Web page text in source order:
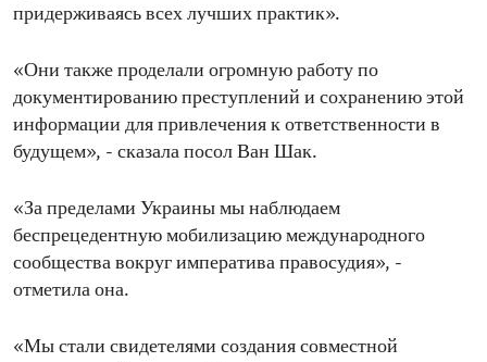
придерживаясь всех лучших практик».
«Они также проделали огромную работу по
документированию преступлений и сохранению этой
информации для привлечения к ответственности в
будущем», - сказала посол Ван Шак.
«За пределами Украины мы наблюдаем
беспрецедентную мобилизацию международного
сообщества вокруг императива правосудия», -
отметила она.
«Мы стали свидетелями создания совместной